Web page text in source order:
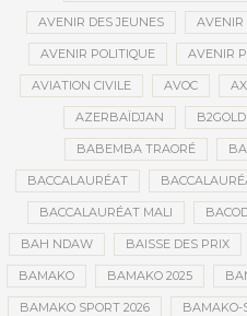
AVENIR DES JEUNES AVENIR
AVENIR POLITIQUE AVENIR
AVIATION CIVILE AVOC
AZERBAÏDJAN
BABEMBA TRAORÉ
BACCALAURÉAT
BACCALAURÉAT MALI
BAH NDAW BAISSE DES PRIX
BAMAKO BAMAKO 2025
BAMAKO SPORT 2026 BAMAKO-